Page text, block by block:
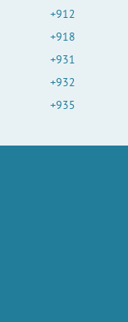
+912
+918
+931
+932
+935